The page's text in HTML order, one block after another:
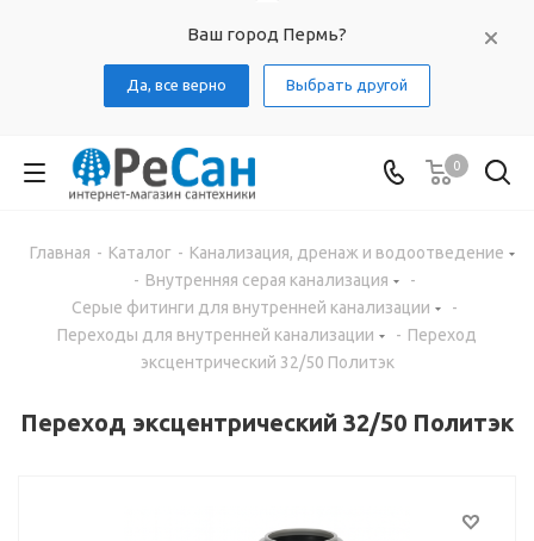
Ваш город Пермь?
Да, все верно Выбрать другой
0
Главная - Каталог - Канализация, дренаж и водоотведение
- Внутренняя серая канализация
-
Серые фитинги для внутренней канализации
-
Переходы для внутренней канализации
- Переход
эксцентрический 32/50 Политэк
Переход эксцентрический 32/50 Политэк